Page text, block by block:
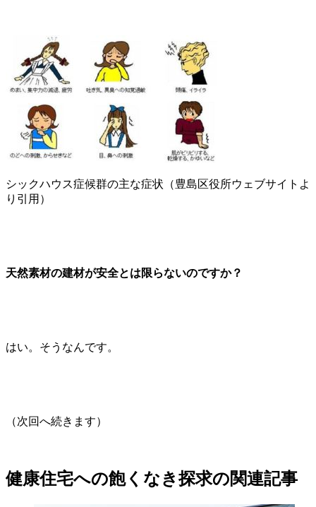
シックハウス症候群の主な症状（豊島区役所ウェブサイトよ
り引用）
天然素材の建材が安全とは限らないのですか？
はい。そうなんです。
（次回へ続きます）
健康住宅への飽くなき探求の関連記事